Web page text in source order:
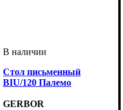
Cтол письменный
BIU/120 Палемо
GERBOR